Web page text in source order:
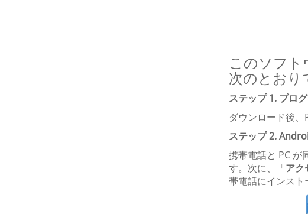
このソフト
次のとおり
ステップ 1. プロ
ダウンロード後
ステップ 2.
携帯電話と PC が
す。次に、「アク
帯電話にインスト